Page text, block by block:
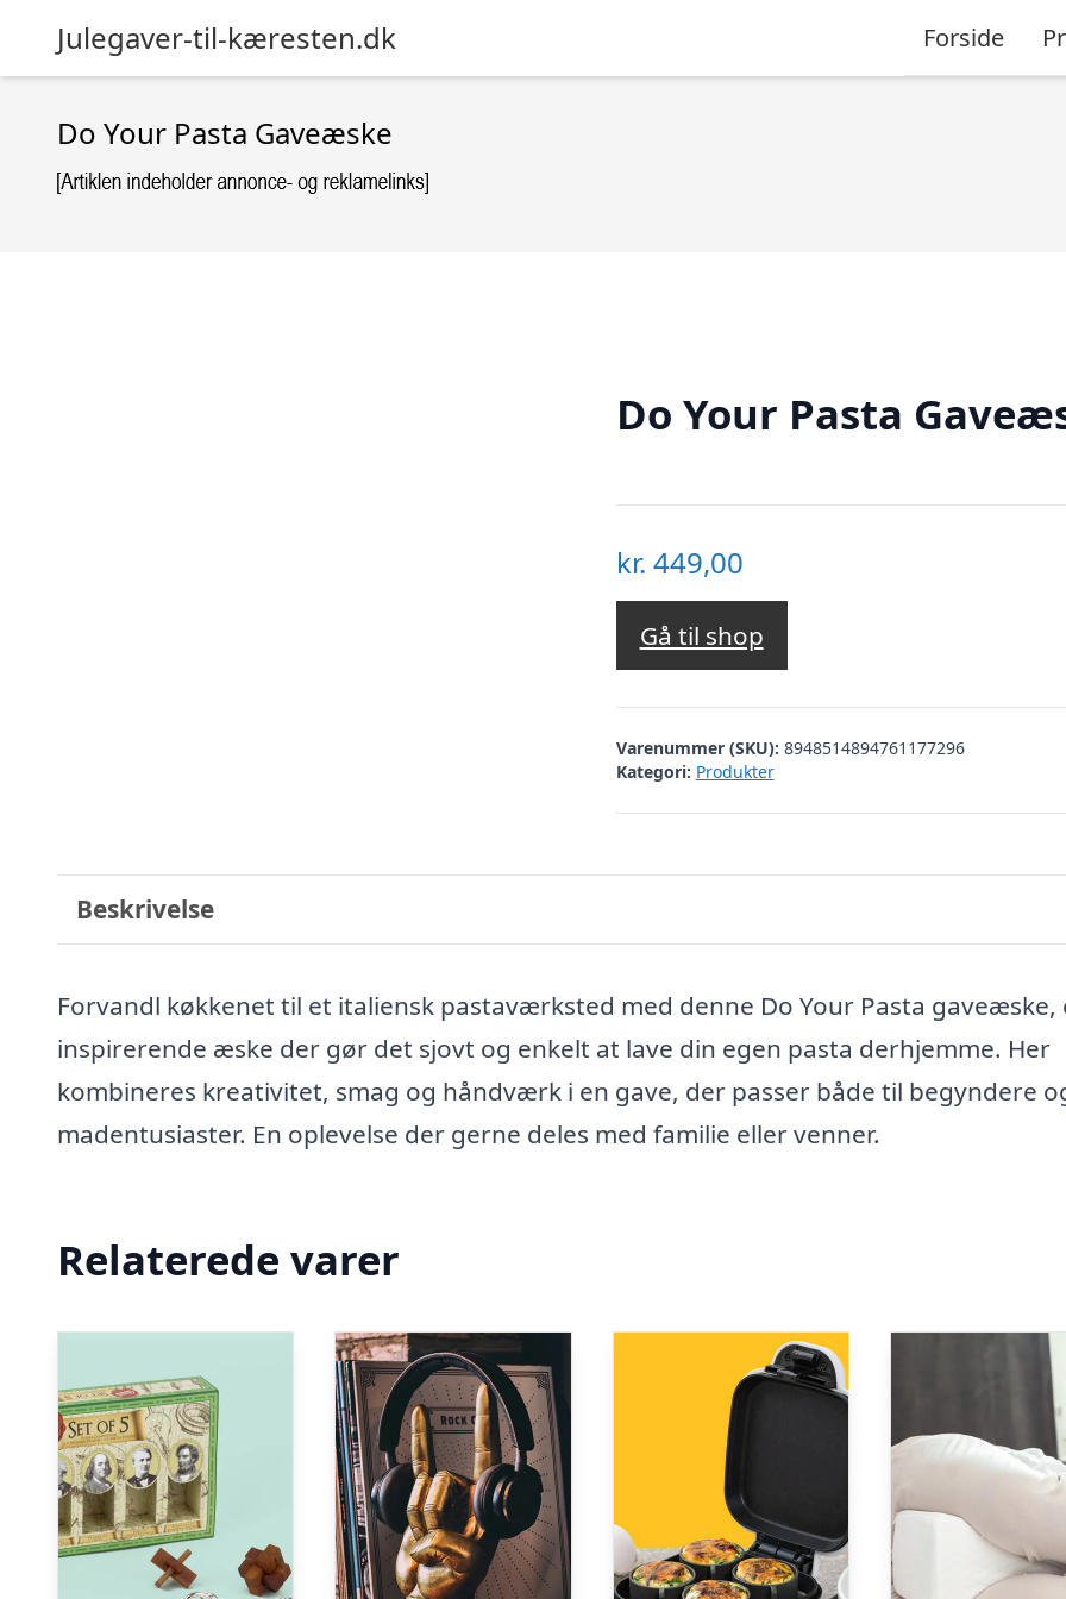
Julegaver-til-kæresten.dk Forside
Do Your Pasta Gaveæske
Do Your Pasta
kr. 449,00
Gå til shop
Varenummer (SKU): 8948514894761177296
Kategori: Produkter
Beskrivelse
Forvandl køkkenet til et italiensk pastaværksted med denne Do Your Pasta gaveæske,
inspirerende æske der gør det sjovt og enkelt at lave din egen pasta derhjemme. Her
kombineres kreativitet, smag og håndværk i en gave, der passer både til begyndere
madentusiaster. En oplevelse der gerne deles med familie eller venner.
Relaterede varer